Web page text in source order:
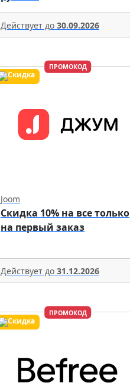
Действует до 30.09.2026
ПРОМОКОД
Joom
Скидка 10% на все только
на первый заказ
Действует до 31.12.2026
ПРОМОКОД